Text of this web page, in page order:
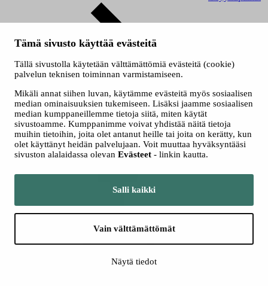
Tämä sivusto käyttää evästeitä
Tällä sivustolla käytetään välttämättömiä evästeitä (cookie)
palvelun teknisen toiminnan varmistamiseen.
Mikäli annat siihen luvan, käytämme evästeitä myös sosiaalisen
median ominaisuuksien tukemiseen. Lisäksi jaamme sosiaalisen
median kumppaneillemme tietoja siitä, miten käytät
sivustoamme. Kumppanimme voivat yhdistää näitä tietoja
muihin tietoihin, joita olet antanut heille tai joita on kerätty, kun
olet käyttänyt heidän palvelujaan. Voit muuttaa hyväksyntääsi
sivuston alalaidassa olevan Evästeet - linkin kautta.
Salli kaikki
Vain välttämättömät
Näytä tiedot
Ryhmät
Seuraa meitä somessa